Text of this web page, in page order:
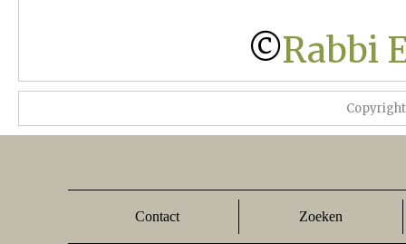
©Rabbi
Contact Zoeken